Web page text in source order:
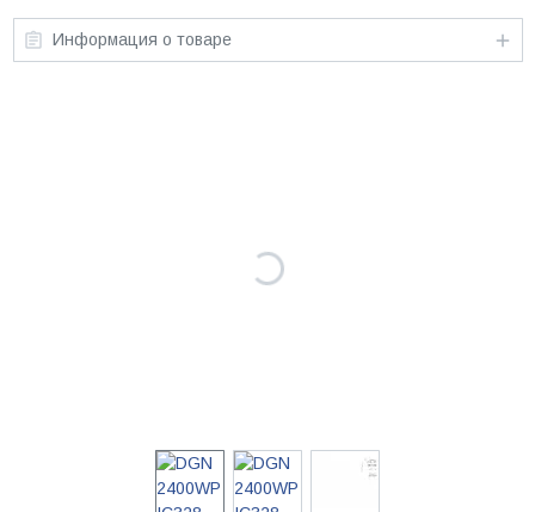
Информация о товаре